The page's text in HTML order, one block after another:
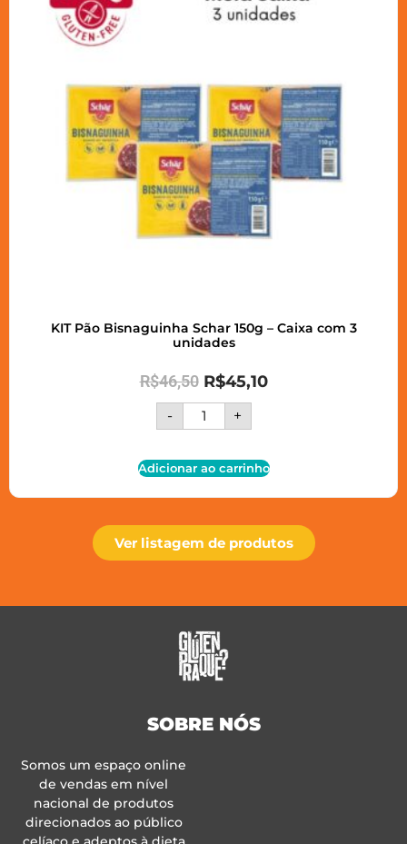
KIT Pão Bisnaguinha Schar 150g – Caixa com 3
unidades
R$46,50 R$45,10
- +
Adicionar ao carrinho
Ver listagem de produtos
SOBRE NÓS
Somos um espaço online
de vendas em nível
nacional de produtos
direcionados ao público